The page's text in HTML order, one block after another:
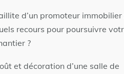
d’un promoteur immobilier
recours pour poursuivre
?
et décoration d’une salle de